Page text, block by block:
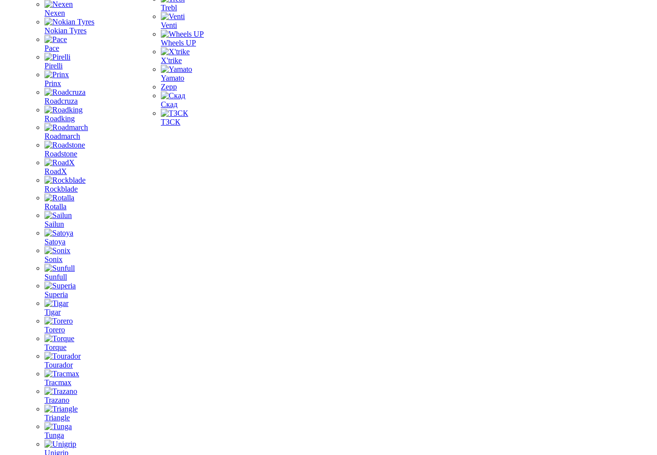
Nexen
Nokian Tyres
Pace
Pirelli
Prinx
Roadcruza
Roadking
Roadmarch
Roadstone
RoadX
Rockblade
Rotalla
Sailun
Satoya
Sonix
Sunfull
Superia
Tigar
Torero
Torque
Tourador
Tracmax
Trazano
Triangle
Tunga
Unigrip
Trebl
Venti
Wheels UP
X'trike
Yamato
Zepp
Скад
ТЗСК